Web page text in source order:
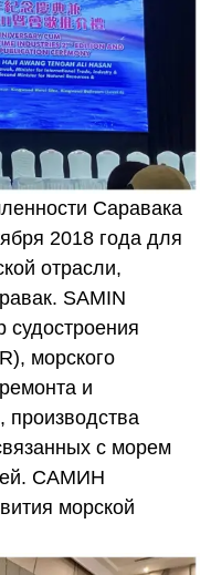
Саравака
2018 года для
отрасли,
SAMIN
судостроения
морского
и
производства
с морем
САМИН
морской